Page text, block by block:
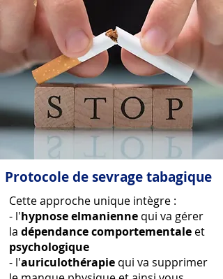
Protocole de sevrage tabagique
Cette approche unique intègre :
- l'hypnoseelmanienne qui va gérer
la dépendance comportementale et
psychologique
- l'auriculothérapie qui va supprimer